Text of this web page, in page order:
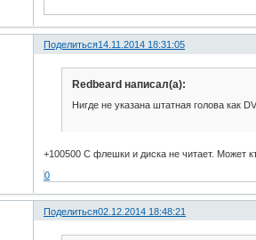
Поделиться14.11.2014 18:31:05
Redbeard написал(а):
Нигде не указана штатная голова как
+100500 С флешки и диска не читает. Может
0
Поделиться02.12.2014 18:48:21